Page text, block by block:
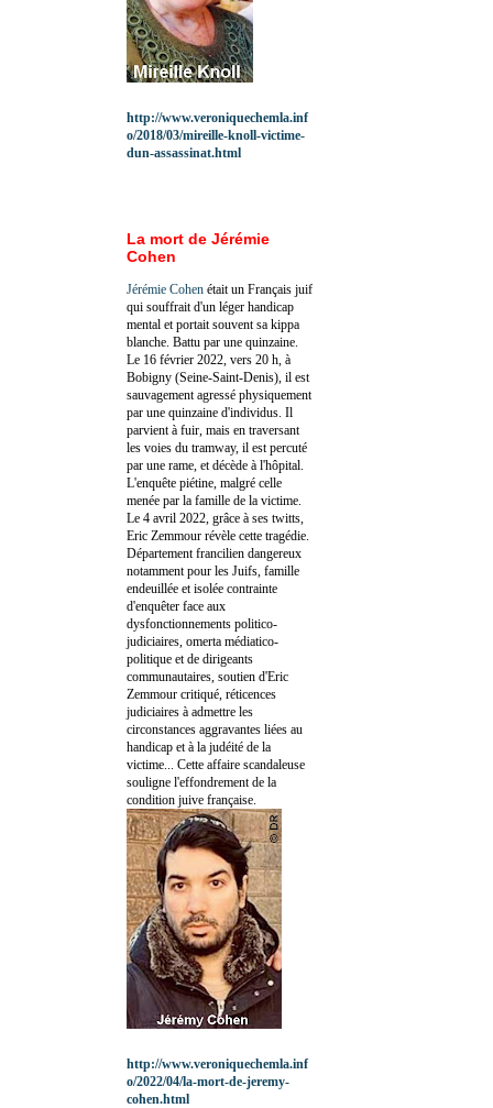
http://www.veroniquechemla.inf
o/2018/03/mireille-knoll-victime-
dun-assassinat.html
La mort de Jérémie
Cohen
Jérémie Cohen était un Français juif
qui souffrait d'un léger handicap
mental et portait souvent sa kippa
blanche. Battu par une quinzaine.
Le 16 février 2022, vers 20 h, à
Bobigny (Seine-Saint-Denis), il est
sauvagement agressé physiquement
par une quinzaine d'individus. Il
parvient à fuir, mais en traversant
les voies du tramway, il est percuté
par une rame, et décède à l'hôpital.
L'enquête piétine, malgré celle
menée par la famille de la victime.
Le 4 avril 2022, grâce à ses twitts,
Eric Zemmour révèle cette tragédie.
Département francilien dangereux
notamment pour les Juifs, famille
endeuillée et isolée contrainte
d'enquêter face aux
dysfonctionnements politico-
judiciaires, omerta médiatico-
politique et de dirigeants
communautaires, soutien d'Eric
Zemmour critiqué, réticences
judiciaires à admettre les
circonstances aggravantes liées au
handicap et à la judéité de la
victime... Cette affaire scandaleuse
souligne l'effondrement de la
condition juive française.
http://www.veroniquechemla.inf
o/2022/04/la-mort-de-jeremy-
cohen.html